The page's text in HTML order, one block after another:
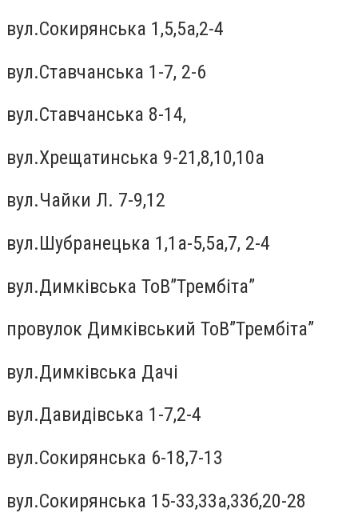
вул.Сокирянська 1,5,5а,2-4
вул.Ставчанська 1-7, 2-6
вул.Ставчанська 8-14,
вул.Хрещатинська 9-21,8,10,10а
вул.Чайки Л. 7-9,12
вул.Шубранецька 1,1а-5,5а,7, 2-4
вул.Димківська ТоВ”Трембіта”
провулок Димківський ТоВ”Трембіта”
вул.Димківська Дачі
вул.Давидiвська 1-7,2-4
вул.Сокирянська 6-18,7-13
вул.Сокирянська 15-33,33а,33б,20-28